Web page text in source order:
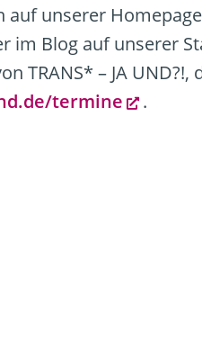
auf unserer
im Blog auf unserer
TRANS* – JA UND?!,
termine .